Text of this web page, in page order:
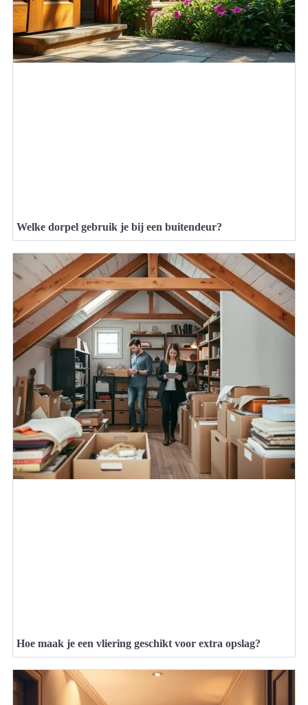
Welke dorpel gebruik je bij een buitendeur?
Hoe maak je een vliering geschikt voor extra opslag?